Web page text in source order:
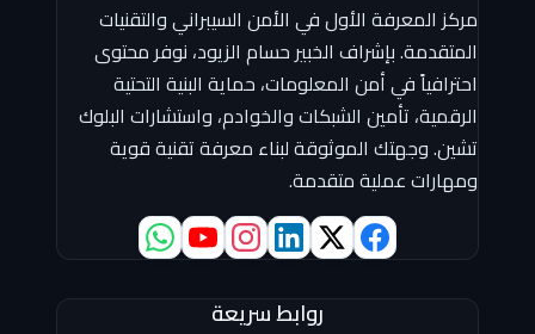
مركز المعرفة الأول في الأمن السيبراني والتقنيات
المتقدمة. بإشراف الخبير حسام الزيود، نوفر محتوى
احترافياً في أمن المعلومات، حماية البنية التحتية
الرقمية، تأمين الشبكات والخوادم، واستشارات البلوك
تشين. وجهتك الموثوقة لبناء معرفة تقنية قوية
ومهارات عملية متقدمة.
روابط سريعة